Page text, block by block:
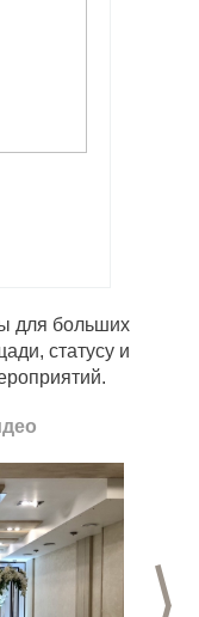
для больших
статусу и